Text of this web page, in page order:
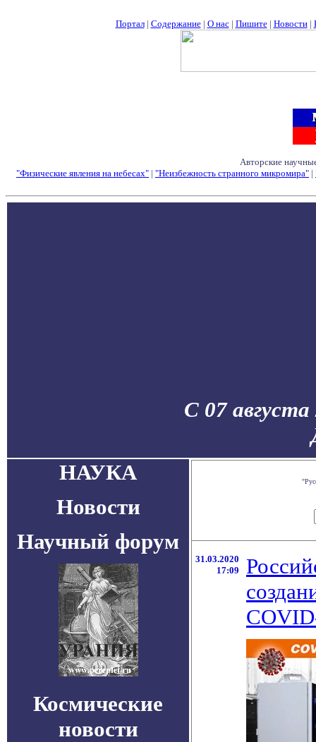
Портал| Содержание| О нас| Пишите| Новости|
Авторские
"Физические явления на небесах" | "Неизбежность странного микромира" |
С 07 августа
НАУКА
Новости
Научный форум
Космические
новости
31.03.2020
17:09